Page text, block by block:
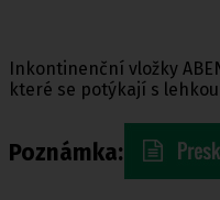
Inkontinenční vložky
které se potýkají s
Poznámka: